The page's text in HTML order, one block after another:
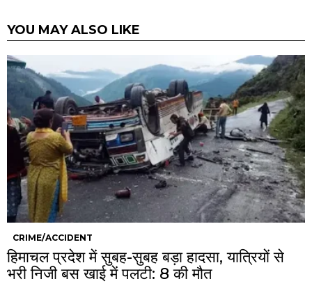
YOU MAY ALSO LIKE
CRIME/ACCIDENT
हिमाचल प्रदेश में सुबह-सुबह बड़ा हादसा, यात्रियों से
भरी निजी बस खाई में पलटी: 8 की मौत